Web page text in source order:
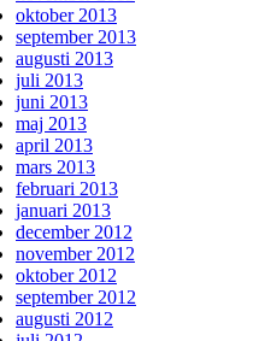
oktober 2013
september 2013
augusti 2013
juli 2013
juni 2013
maj 2013
april 2013
mars 2013
februari 2013
januari 2013
december 2012
november 2012
oktober 2012
september 2012
augusti 2012